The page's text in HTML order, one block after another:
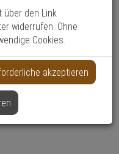
über den Link
widerrufen. Ohne
Cookies.
akzeptieren